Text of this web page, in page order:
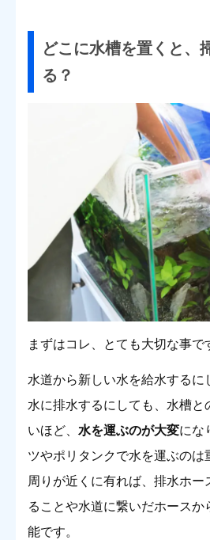
どこに水槽を置くと、
る？
まずはコレ、とても大切な事で
水道から新しい水を給水するに
水に排水するにしても、水槽と
いほど、 水を運ぶのが大変にな
ツやポリタンクで水を運ぶのは
周りが近くに有れば、排水ホー
ることや水道に繋いだホースか
能です。